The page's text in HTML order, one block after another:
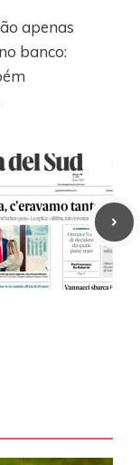
apenas
banco: